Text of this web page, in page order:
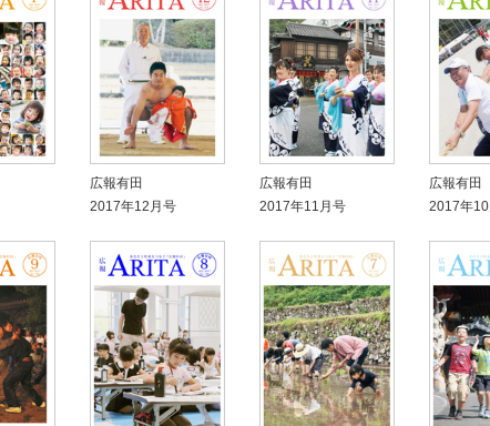
広報有田
2017年12月号
広報有田
2017年11月号
広報有田
2017年